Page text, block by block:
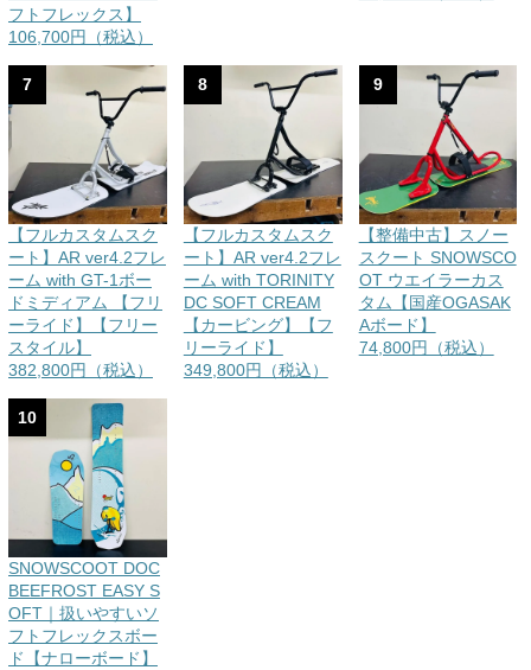
フトフレックス】
106,700円（税込）
7
【フルカスタムスク
ート】AR ver4.2フレ
ーム with GT-1ボー
ドミディアム 【フリ
ーライド】【フリー
スタイル】
382,800円（税込）
8
【フルカスタムスク
ート】AR ver4.2フレ
ーム with TORINITY
DC SOFT CREAM
【カービング】【フ
リーライド】
349,800円（税込）
9
【整備中古】スノー
スクート SNOWSCO
OT ウエイラーカス
タム【国産OGASAK
Aボード】
74,800円（税込）
10
SNOWSCOOT DOC
BEEFROST EASY S
OFT｜扱いやすいソ
フトフレックスボー
ド【ナローボード】